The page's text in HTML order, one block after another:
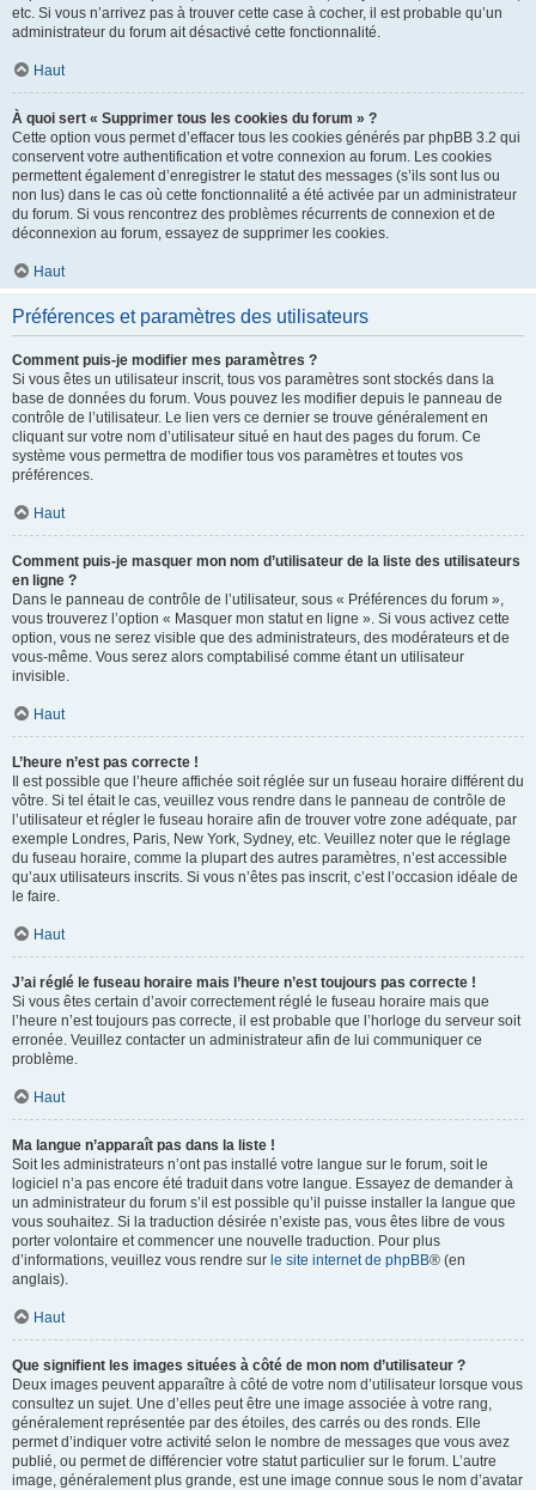
etc. Si vous n’arrivez pas à trouver cette case à cocher, il est probable qu’un
administrateur du forum ait désactivé cette fonctionnalité.
Haut
À quoi sert « Supprimer tous les cookies du forum » ?
Cette option vous permet d’effacer tous les cookies générés par phpBB 3.2 qui
conservent votre authentification et votre connexion au forum. Les cookies
permettent également d’enregistrer le statut des messages (s’ils sont lus ou
non lus) dans le cas où cette fonctionnalité a été activée par un administrateur
du forum. Si vous rencontrez des problèmes récurrents de connexion et de
déconnexion au forum, essayez de supprimer les cookies.
Haut
Préférences et paramètres des utilisateurs
Comment puis-je modifier mes paramètres ?
Si vous êtes un utilisateur inscrit, tous vos paramètres sont stockés dans la
base de données du forum. Vous pouvez les modifier depuis le panneau de
contrôle de l’utilisateur. Le lien vers ce dernier se trouve généralement en
cliquant sur votre nom d’utilisateur situé en haut des pages du forum. Ce
système vous permettra de modifier tous vos paramètres et toutes vos
préférences.
Haut
Comment puis-je masquer mon nom d’utilisateur de la liste des utilisateurs
en ligne ?
Dans le panneau de contrôle de l’utilisateur, sous « Préférences du forum »,
vous trouverez l’option « Masquer mon statut en ligne ». Si vous activez cette
option, vous ne serez visible que des administrateurs, des modérateurs et de
vous-même. Vous serez alors comptabilisé comme étant un utilisateur
invisible.
Haut
L’heure n’est pas correcte !
Il est possible que l’heure affichée soit réglée sur un fuseau horaire différent du
vôtre. Si tel était le cas, veuillez vous rendre dans le panneau de contrôle de
l’utilisateur et régler le fuseau horaire afin de trouver votre zone adéquate, par
exemple Londres, Paris, New York, Sydney, etc. Veuillez noter que le réglage
du fuseau horaire, comme la plupart des autres paramètres, n’est accessible
qu’aux utilisateurs inscrits. Si vous n’êtes pas inscrit, c’est l’occasion idéale de
le faire.
Haut
J’ai réglé le fuseau horaire mais l’heure n’est toujours pas correcte !
Si vous êtes certain d’avoir correctement réglé le fuseau horaire mais que
l’heure n’est toujours pas correcte, il est probable que l’horloge du serveur soit
erronée. Veuillez contacter un administrateur afin de lui communiquer ce
problème.
Haut
Ma langue n’apparaît pas dans la liste !
Soit les administrateurs n’ont pas installé votre langue sur le forum, soit le
logiciel n’a pas encore été traduit dans votre langue. Essayez de demander à
un administrateur du forum s’il est possible qu’il puisse installer la langue que
vous souhaitez. Si la traduction désirée n’existe pas, vous êtes libre de vous
porter volontaire et commencer une nouvelle traduction. Pour plus
d’informations, veuillez vous rendre sur le site internet de phpBB® (en
anglais).
Haut
Que signifient les images situées à côté de mon nom d’utilisateur ?
Deux images peuvent apparaître à côté de votre nom d’utilisateur lorsque vous
consultez un sujet. Une d’elles peut être une image associée à votre rang,
généralement représentée par des étoiles, des carrés ou des ronds. Elle
permet d’indiquer votre activité selon le nombre de messages que vous avez
publié, ou permet de différencier votre statut particulier sur le forum. L’autre
image, généralement plus grande, est une image connue sous le nom d’avatar